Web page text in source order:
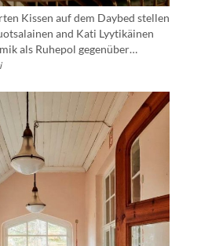
Kissen auf dem Daybed stellen
and Kati Lyytikäinen
als Ruhepol gegenüber…